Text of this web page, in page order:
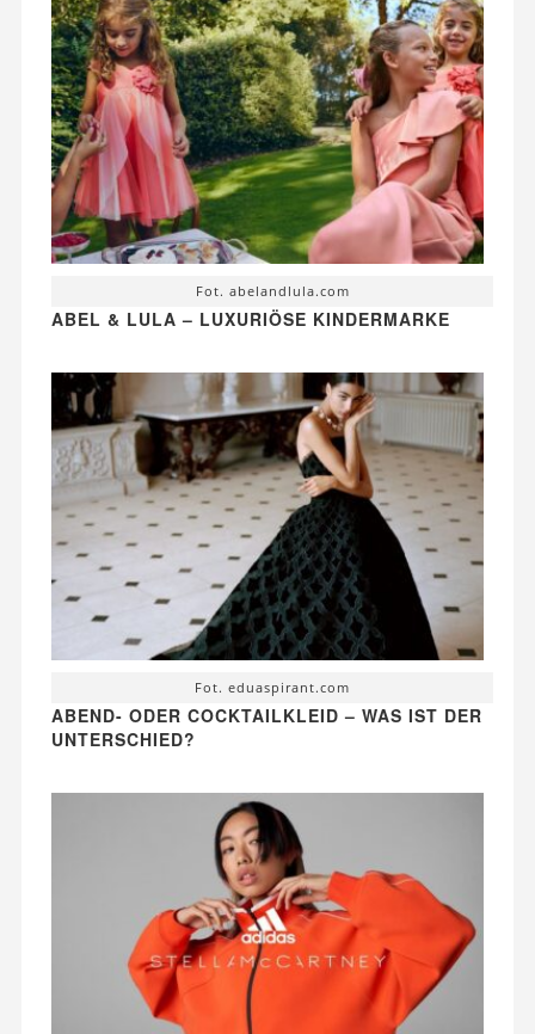
Fot. abelandlula.com
ABEL & LULA – LUXURIÖSE KINDERMARKE
Fot. eduaspirant.com
ABEND- ODER COCKTAILKLEID – WAS IST DER
UNTERSCHIED?